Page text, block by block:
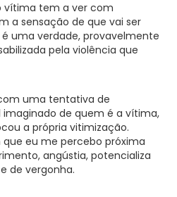
vítima tem a ver com
a sensação de que vai ser
uma verdade, provavelmente
pela violência que
uma tentativa de
de quem é a vítima,
a própria vitimização.
eu me percebo próxima
angústia, potencializa
de vergonha.